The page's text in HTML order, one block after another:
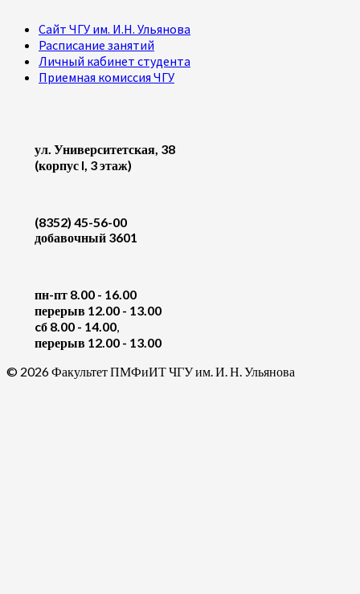
Сайт ЧГУ им. И.Н. Ульянова
Расписание занятий
Личный кабинет студента
Приемная комиссия ЧГУ
ул. Университетская, 38
(корпус I, 3 этаж)
(8352) 45-56-00
добавочный 3601
пн-пт 8.00 - 16.00
перерыв 12.00 - 13.00
cб 8.00 - 14.00,
перерыв 12.00 - 13.00
© 2026 Факультет ПМФиИТ ЧГУ им. И. Н. Ульянова